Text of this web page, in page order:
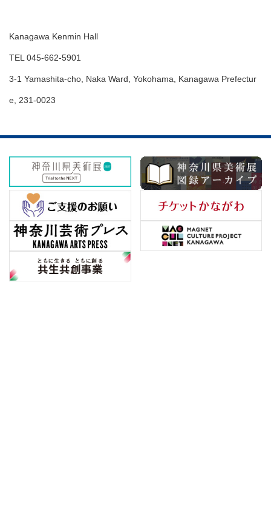
Kanagawa Kenmin Hall
TEL 045-662-5901
3-1 Yamashita-cho, Naka Ward, Yokohama, Kanagawa Prefectur
e, 231-0023